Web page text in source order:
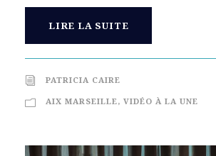
LIRE LA SUITE
PATRICIA CAIRE
AIX MARSEILLE, VIDÉO À LA UNE